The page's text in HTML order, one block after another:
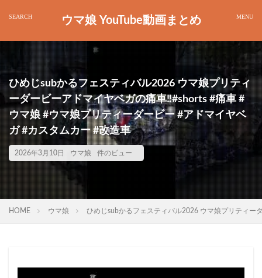
ウマ娘 YouTube動画まとめ
ひめじsubかるフェスティバル2026 ウマ娘プリティ
ーダービーアドマイヤベガの痛車‼️#shorts #痛車 #
ウマ娘 #ウマ娘プリティーダービー #アドマイヤベ
ガ #カスタムカー #改造車
2026年3月10日 ウマ娘 件のビュー
HOME ウマ娘 ひめじsubかるフェスティバル2026 ウマ娘プリティー